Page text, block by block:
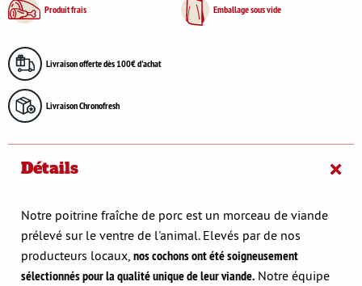
Produit frais Emballage sous vide
Livraison offerte dès 100€ d'achat
Livraison Chronofresh
Détails
Notre poitrine fraîche de porc est un morceau de viande
prélevé sur le ventre de l'animal. Elevés par de nos
producteurs locaux, nos cochons ont été soigneusement
sélectionnés pour la qualité unique de leur viande. Notre équipe